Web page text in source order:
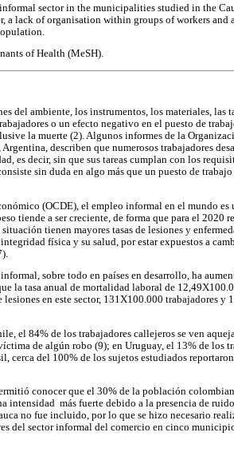
sector in the municipalities studied in the
a lack of organisation within groups of workers
of Health (MeSH).
del ambiente, los instrumentos, los materiales, las
o un efecto negativo en el puesto de
la muerte (2). Algunos informes de la
describen que numerosos trabajadores
es decir, sin que sus tareas cumplan con los
sin duda en algo más que un puesto de
(OCDE), el empleo informal en el mundo es
tiende a ser creciente, de forma que para el 2020
tienen mayores tasas de lesiones y
física y su salud, por estar expuestos a
sobre todo en países en desarrollo, ha
la tasa anual de mortalidad laboral de
en este sector, 131X100.000 trabajadores y
el 84% de los trabajadores callejeros se ven
de algún robo (9); en Uruguay, el 13% de los
cerca del 100% de los sujetos estudiados
conocer que el 30% de la población
intensidad más fuerte debido a la presencia de
no fue incluido, por lo que se hizo necesario
del sector informal del comercio en cinco